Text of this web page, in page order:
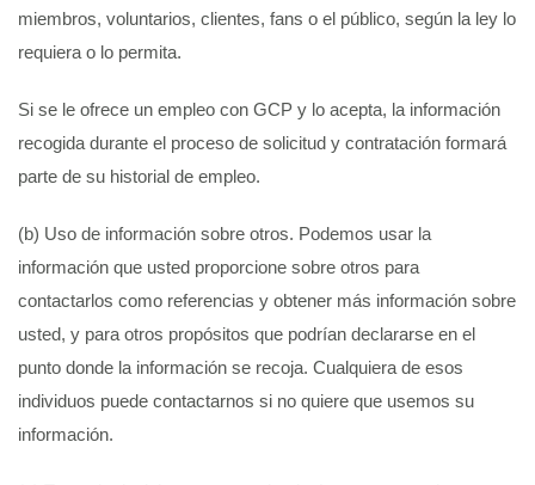
miembros, voluntarios, clientes, fans o el público, según la ley lo
requiera o lo permita.
Si se le ofrece un empleo con GCP y lo acepta, la información
recogida durante el proceso de solicitud y contratación formará
parte de su historial de empleo.
(b) Uso de información sobre otros. Podemos usar la
información que usted proporcione sobre otros para
contactarlos como referencias y obtener más información sobre
usted, y para otros propósitos que podrían declararse en el
punto donde la información se recoja. Cualquiera de esos
individuos puede contactarnos si no quiere que usemos su
información.